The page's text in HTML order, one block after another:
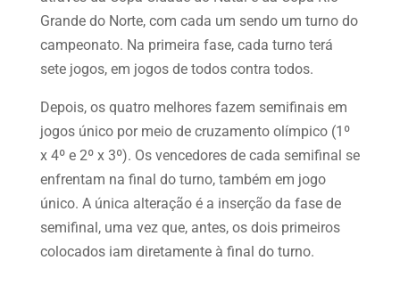
Grande do Norte, com cada um sendo um turno do
campeonato. Na primeira fase, cada turno terá
sete jogos, em jogos de todos contra todos.
Depois, os quatro melhores fazem semifinais em
jogos único por meio de cruzamento olímpico (1º
x 4º e 2º x 3º). Os vencedores de cada semifinal se
enfrentam na final do turno, também em jogo
único. A única alteração é a inserção da fase de
semifinal, uma vez que, antes, os dois primeiros
colocados iam diretamente à final do turno.